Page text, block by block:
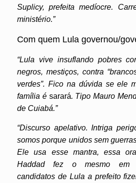
Suplicy, prefeita medíocre.
ministério.”
Com quem Lula governou/
“Lula vive insuflando pobres
negros, mestiços, contra
verdes”. Fico na dúvida se ele
família é sarará. Tipo Mauro
de Cuiabá.”
“Discurso apelativo. Intriga
somos porque unidos sem
Ele usa esse mantra, essa
Haddad fez o mesmo em
candidatos de Lula a prefeito